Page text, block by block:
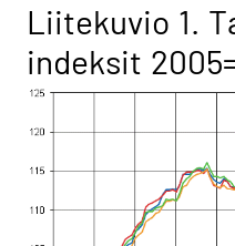
Liitekuvio 1.
indeksit